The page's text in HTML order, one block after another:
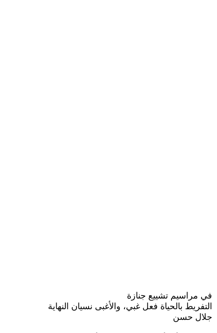
في مراسيم تشييع جنازة
التفريط بالحياة فعل غبي، والأغبى نسيان النهاية
جلال حسن